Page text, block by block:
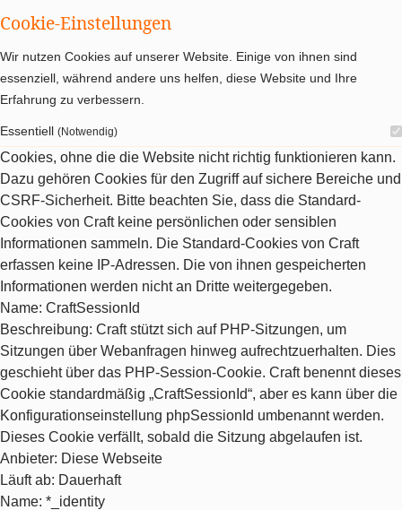
Cookie-Einstellungen
Wir nutzen Cookies auf unserer Website. Einige von ihnen sind
essenziell, während andere uns helfen, diese Website und Ihre
Erfahrung zu verbessern.
Essentiell (Notwendig)
Cookies, ohne die die Website nicht richtig funktionieren kann.
Dazu gehören Cookies für den Zugriff auf sichere Bereiche und
CSRF-Sicherheit. Bitte beachten Sie, dass die Standard-
Cookies von Craft keine persönlichen oder sensiblen
Informationen sammeln. Die Standard-Cookies von Craft
erfassen keine IP-Adressen. Die von ihnen gespeicherten
Informationen werden nicht an Dritte weitergegeben.
Name: CraftSessionId
Beschreibung: Craft stützt sich auf PHP-Sitzungen, um
Sitzungen über Webanfragen hinweg aufrechtzuerhalten. Dies
geschieht über das PHP-Session-Cookie. Craft benennt dieses
Cookie standardmäßig „CraftSessionId“, aber es kann über die
Konfigurationseinstellung phpSessionId umbenannt werden.
Dieses Cookie verfällt, sobald die Sitzung abgelaufen ist.
Anbieter: Diese Webseite
Läuft ab: Dauerhaft
Name: *_identity